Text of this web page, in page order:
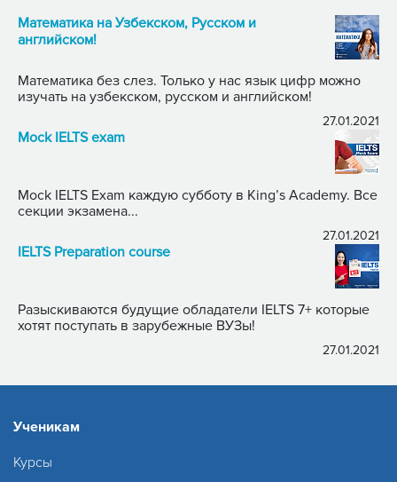
Математика на Узбекском, Русском и
английском!
Математика без слез. Только у нас язык цифр можно
изучать на узбекском, русском и английском!
27.01.2021
Mock IELTS exam
Mock IELTS Exam каждую субботу в King’s Academy. Все
секции экзамена...
27.01.2021
IELTS Preparation course
Разыскиваются будущие обладатели IELTS 7+ которые
хотят поступать в зарубежные ВУЗы!
27.01.2021
Ученикам
Курсы